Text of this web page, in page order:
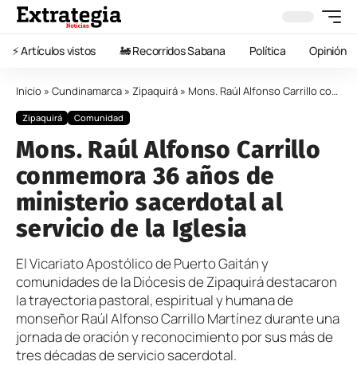
⚡️ Artículos vistos 🚂 Recorridos Sabana Política Opinión
Inicio » Cundinamarca » Zipaquirá » Mons. Raúl Alfonso Carrillo conmemora 36 años de ministerio sacerdotal al servicio de la Iglesia
Zipaquirá Comunidad
Mons. Raúl Alfonso Carrillo
conmemora 36 años de
ministerio sacerdotal al
servicio de la Iglesia
El Vicariato Apostólico de Puerto Gaitán y
comunidades de la Diócesis de Zipaquirá destacaron
la trayectoria pastoral, espiritual y humana de
monseñor Raúl Alfonso Carrillo Martínez durante una
jornada de oración y reconocimiento por sus más de
tres décadas de servicio sacerdotal.